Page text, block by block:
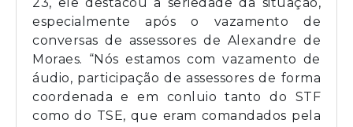
especialmente após o vazamento de
conversas de assessores de Alexandre de
Moraes. “Nós estamos com vazamento de
áudio, participação de assessores de forma
coordenada e em conluio tanto do STF
como do TSE, que eram comandados pela